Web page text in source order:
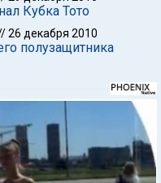
Кубка Тото
26 декабря 2010
полузащитника